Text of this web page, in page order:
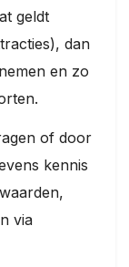
geldt
dan
en zo
of door
kennis
via